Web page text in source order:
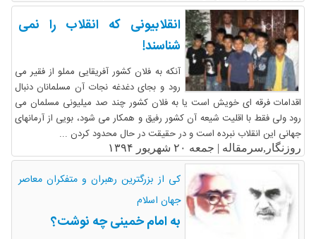
انقلابیونی که انقلاب را نمی
شناسند!
آنکه به فلان کشور آفریقایی مملو از فقیر می
رود و بجای دغدغه نجات آن مسلمانان دنبال
اقدامات فرقه ای خویش است یا به فلان کشور چند صد میلیونی مسلمان می
رود ولی فقط با اقلیت شیعه آن کشور رفیق و همکار می شود، بویی از آرمانهای
جهانی این انقلاب نبرده است و در حقیقت در حال محدود کردن ...
روزنگار,سرمقاله | جمعه ۲۰ شهریور ۱۳۹۴
کی از بزرگترین رهبران و متفکران معاصر
جهان اسلام
به امام خمینی چه نوشت؟